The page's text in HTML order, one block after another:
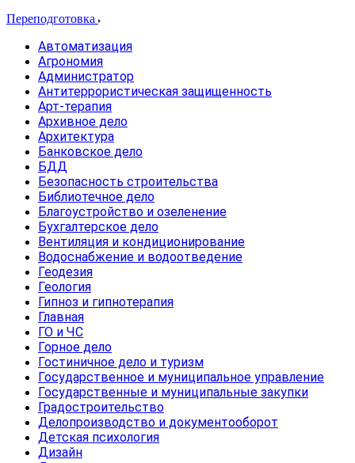
Переподготовка
Автоматизация
Агрономия
Администратор
Антитеррористическая защищенность
Арт-терапия
Архивное дело
Архитектура
Банковское дело
БДД
Безопасность строительства
Библиотечное дело
Благоустройство и озеленение
Бухгалтерское дело
Вентиляция и кондиционирование
Водоснабжение и водоотведение
Геодезия
Геология
Гипноз и гипнотерапия
Главная
ГО и ЧС
Горное дело
Гостиничное дело и туризм
Государственное и муниципальное управление
Государственные и муниципальные закупки
Градостроительство
Делопроизводство и документооборот
Детская психология
Дизайн